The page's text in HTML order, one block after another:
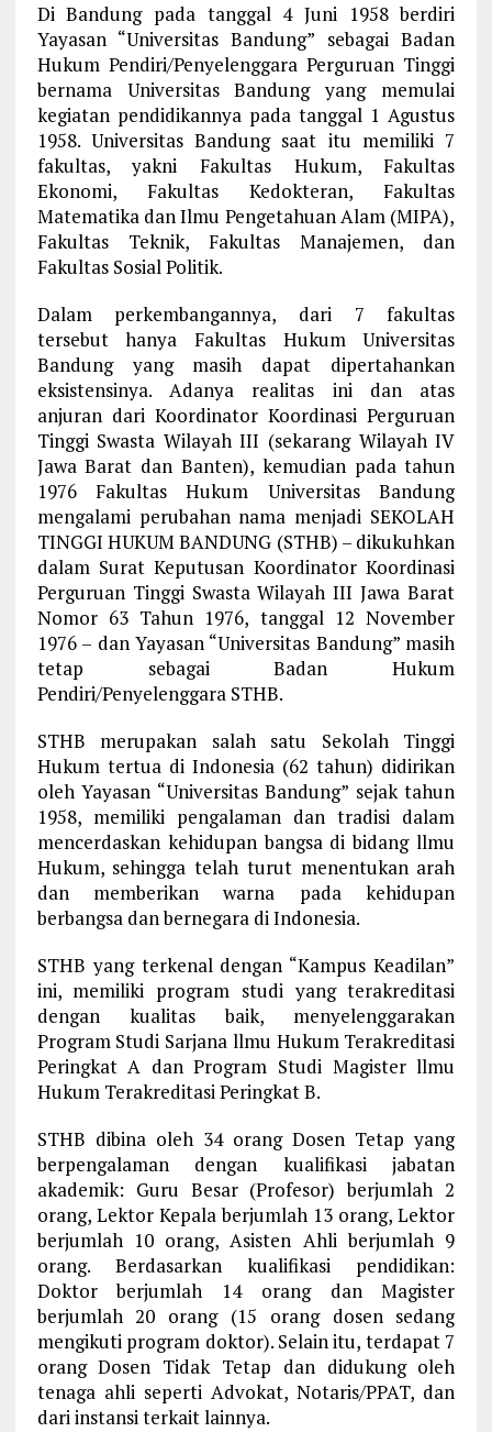
Di Bandung pada tanggal 4 Juni 1958 berdiri
Yayasan “Universitas Bandung” sebagai Badan
Hukum Pendiri/Penyelenggara Perguruan Tinggi
bernama Universitas Bandung yang memulai
kegiatan pendidikannya pada tanggal 1 Agustus
1958. Universitas Bandung saat itu memiliki 7
fakultas, yakni Fakultas Hukum, Fakultas
Ekonomi, Fakultas Kedokteran, Fakultas
Matematika dan Ilmu Pengetahuan Alam (MIPA),
Fakultas Teknik, Fakultas Manajemen, dan
Fakultas Sosial Politik.
Dalam perkembangannya, dari 7 fakultas
tersebut hanya Fakultas Hukum Universitas
Bandung yang masih dapat dipertahankan
eksistensinya. Adanya realitas ini dan atas
anjuran dari Koordinator Koordinasi Perguruan
Tinggi Swasta Wilayah III (sekarang Wilayah IV
Jawa Barat dan Banten), kemudian pada tahun
1976 Fakultas Hukum Universitas Bandung
mengalami perubahan nama menjadi SEKOLAH
TINGGI HUKUM BANDUNG (STHB) – dikukuhkan
dalam Surat Keputusan Koordinator Koordinasi
Perguruan Tinggi Swasta Wilayah III Jawa Barat
Nomor 63 Tahun 1976, tanggal 12 November
1976 – dan Yayasan “Universitas Bandung” masih
tetap sebagai Badan Hukum
Pendiri/Penyelenggara STHB.
STHB merupakan salah satu Sekolah Tinggi
Hukum tertua di Indonesia (62 tahun) didirikan
oleh Yayasan “Universitas Bandung” sejak tahun
1958, memiliki pengalaman dan tradisi dalam
mencerdaskan kehidupan bangsa di bidang llmu
Hukum, sehingga telah turut menentukan arah
dan memberikan warna pada kehidupan
berbangsa dan bernegara di Indonesia.
STHB yang terkenal dengan “Kampus Keadilan”
ini, memiliki program studi yang terakreditasi
dengan kualitas baik, menyelenggarakan
Program Studi Sarjana llmu Hukum Terakreditasi
Peringkat A dan Program Studi Magister llmu
Hukum Terakreditasi Peringkat B.
STHB dibina oleh 34 orang Dosen Tetap yang
berpengalaman dengan kualifikasi jabatan
akademik: Guru Besar (Profesor) berjumlah 2
orang, Lektor Kepala berjumlah 13 orang, Lektor
berjumlah 10 orang, Asisten Ahli berjumlah 9
orang. Berdasarkan kualifikasi pendidikan:
Doktor berjumlah 14 orang dan Magister
berjumlah 20 orang (15 orang dosen sedang
mengikuti program doktor). Selain itu, terdapat 7
orang Dosen Tidak Tetap dan didukung oleh
tenaga ahli seperti Advokat, Notaris/PPAT, dan
dari instansi terkait lainnya.